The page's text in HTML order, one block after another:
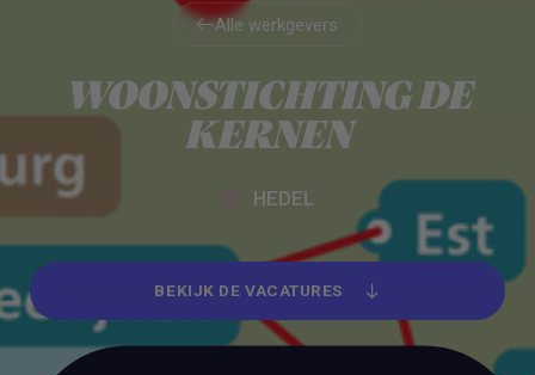
Alle werkgevers
WOONSTICHTING DE
KERNEN
HEDEL
BEKIJK DE VACATURES
BEKIJK DE VACATURES